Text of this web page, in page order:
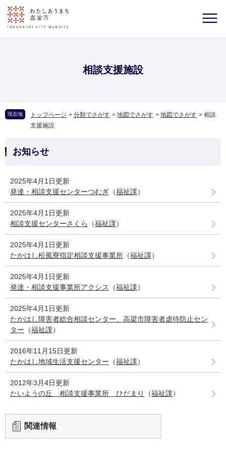
相談支援施設
現在地 トップページ > 分類でさがす > 地図でさがす > 地図でさがす > 相談
支援施設
お知らせ
2025年4月1日更新
発達・相談支援センターつむぎ （福祉課）
2025年4月1日更新
相談支援センターさくら
（福祉課）
2025年4月1日更新
たかはし松風寮指定相談支援事業所 （福祉課）
2025年4月1日更新
発達・相談支援事業所アクシス
（福祉課）
2025年4月1日更新
たかはし障害者総合相談センター、高梁市障害者虐待防止セン
ター （福祉課）
2016年11月15日更新
たかはし地域生活支援センター （福祉課）
2012年3月4日更新
たいようの丘 相談支援事業所 ひだまり
（福祉課）
関連情報